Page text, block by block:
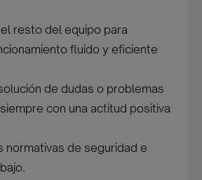
resto del equipo para
fluido y eficiente
de dudas o problemas
con una actitud positiva
normativas de seguridad e